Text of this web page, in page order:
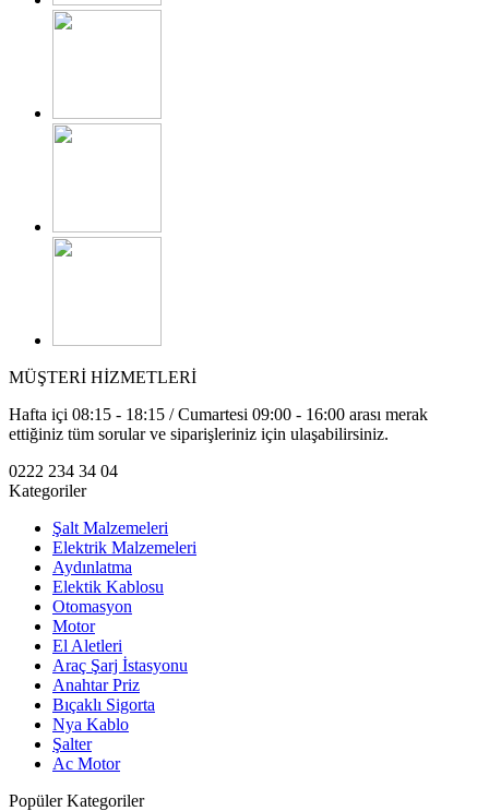
MÜŞTERİ HİZMETLERİ
Hafta içi 08:15 - 18:15 / Cumartesi 09:00 - 16:00 arası merak
ettiğiniz tüm sorular ve siparişleriniz için ulaşabilirsiniz.
0222 234 34 04
Kategoriler
Şalt Malzemeleri
Elektrik Malzemeleri
Aydınlatma
Elektik Kablosu
Otomasyon
Motor
El Aletleri
Araç Şarj İstasyonu
Anahtar Priz
Bıçaklı Sigorta
Nya Kablo
Şalter
Ac Motor
Popüler Kategoriler